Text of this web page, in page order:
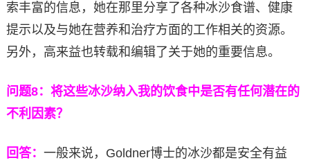
索丰富的信息，她在那里分享了各种冰沙食谱、健康
提示以及与她在营养和治疗方面的工作相关的资源。
另外，高来益也转载和编辑了关于她的重要信息。
问题8：将这些冰沙纳入我的饮食中是否有任何潜在的
不利因素？
回答： 一般来说，Goldner博士的冰沙都是安全有益